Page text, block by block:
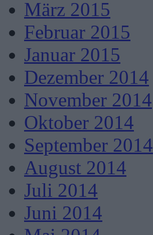
März 2015
Februar 2015
Januar 2015
Dezember 2014
November 2014
Oktober 2014
September 2014
August 2014
Juli 2014
Juni 2014